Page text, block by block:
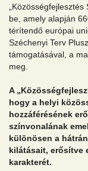
be, amely alapján
térítendő európai
Széchenyi Terv
támogatásával, a
meg.
A
hogy a helyi
hozzáférésének
színvonalának
különösen a
kilátásait, erősítve
karakterét.